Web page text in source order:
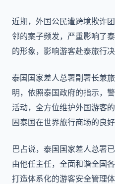
近期，外国公民遭跨境欺诈
邻的案子频发，严重影响了
的形象，影响游客赴泰旅行决
泰国国家差人总署副署长兼
明，依照泰国政府的指示，
活动，全方位维护外国游客
固泰国在世界旅行商场的良好
巴占说，泰国国家差人总署
由他任主任，全面和谐全国
打造体系化的游客安全管理体